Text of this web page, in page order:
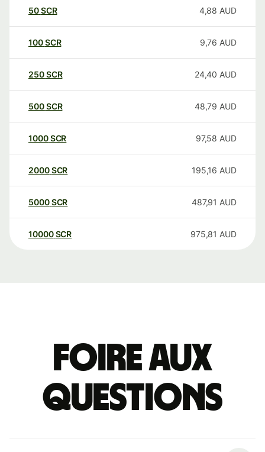
50SCR 4,88 AUD
100SCR 9,76 AUD
250SCR 24,40 AUD
500SCR 48,79 AUD
1000SCR 97,58 AUD
2000SCR 195,16 AUD
5000SCR 487,91 AUD
10000 SCR 975,81 AUD
Foire aux
questions